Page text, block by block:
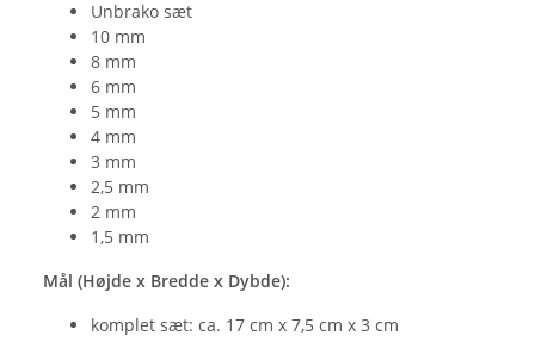
Unbrako sæt
10 mm
8 mm
6 mm
5 mm
4 mm
3 mm
2,5 mm
2 mm
1,5 mm
Mål (Højde x Bredde x Dybde):
komplet sæt: ca. 17 cm x 7,5 cm x 3 cm